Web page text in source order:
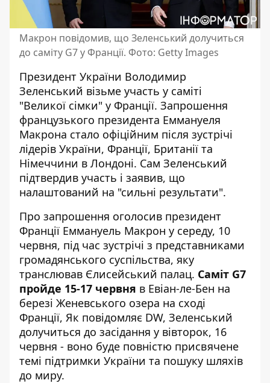
Макрон повідомив, що Зеленський долучиться
до саміту G7 у Франції. Фото: Getty Images
Президент України Володимир
Зеленський візьме участь у саміті
"Великої сімки" у Франції. Запрошення
французького президента Еммануеля
Макрона стало офіційним після зустрічі
лідерів України, Франції, Британії та
Німеччини в Лондоні. Сам Зеленський
підтвердив участь і заявив, що
налаштований на "сильні результати".
Про запрошення оголосив президент
Франції Еммануель Макрон у середу, 10
червня, під час зустрічі з представниками
громадянського суспільства, яку
транслював Єлисейський палац. Саміт G7
пройде 15-17 червня в Евіан-ле-Бен на
березі Женевського озера на сході
Франції, Як повідомляє DW, Зеленський
долучиться до засідання у вівторок, 16
червня - воно буде повністю присвячене
темі підтримки України та пошуку шляхів
до миру.